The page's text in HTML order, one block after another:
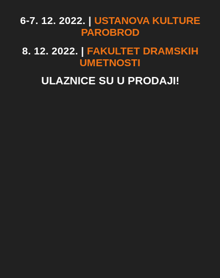
6-7. 12. 2022. | USTANOVA KULTURE
PAROBROD
8. 12. 2022. | FAKULTET DRAMSKIH
UMETNOSTI
ULAZNICE SU U PRODAJI!